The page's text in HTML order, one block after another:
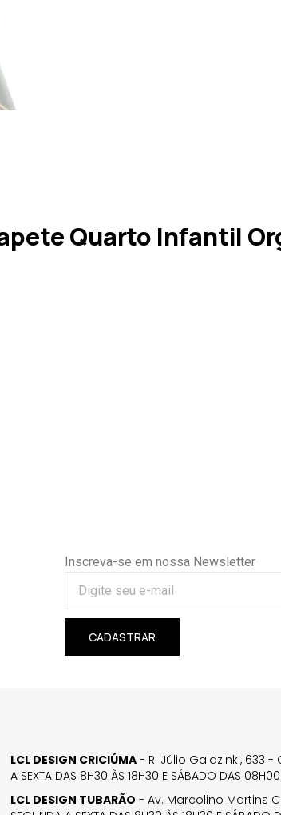
Quarto Infantil
Inscreva-se em nossa Newsletter
CADASTRAR
LCL DESIGN CRICIÚMA - R. Júlio Gaidzinki, 633 -
A SEXTA DAS 8H30 ÀS 18H30 E SÁBADO DAS
LCL DESIGN TUBARÃO - Av. Marcolino Martins